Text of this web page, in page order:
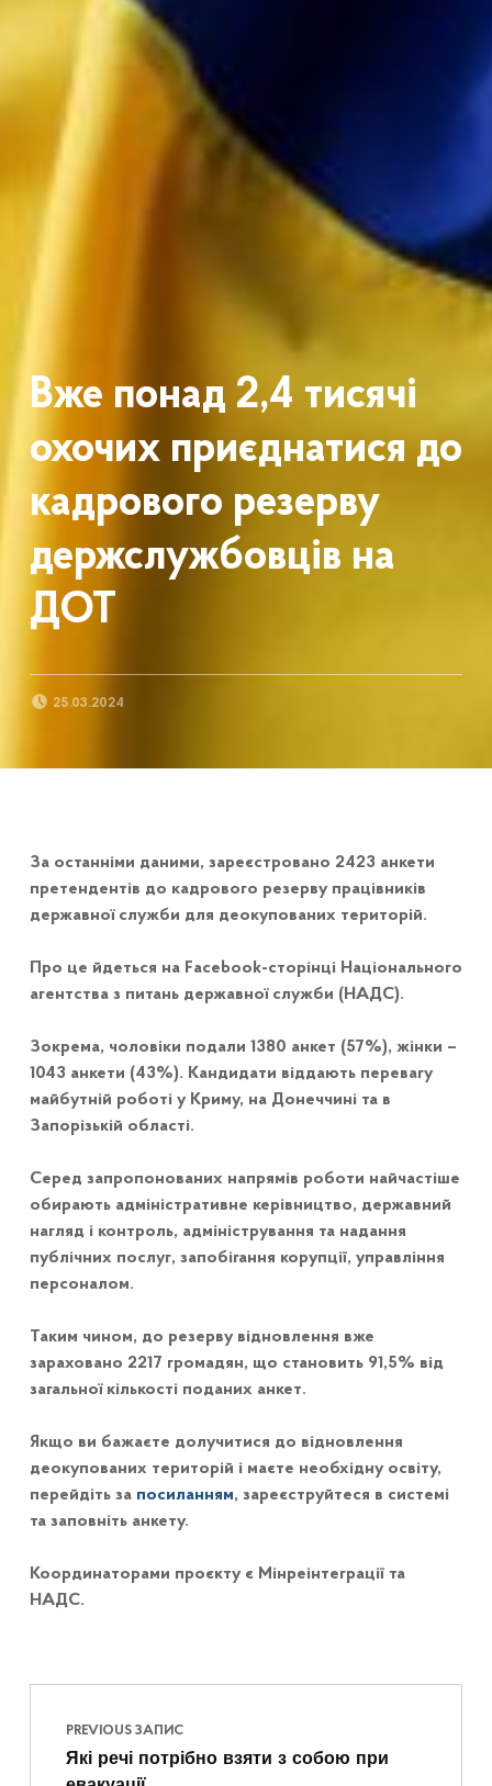
Вже понад 2,4 тисячі
охочих приєднатися до
кадрового резерву
держслужбовців на
ДОТ
25.03.2024
За останніми даними, зареєстровано 2423 анкети
претендентів до кадрового резерву працівників
державної служби для деокупованих територій.
Про це йдеться на Facebook-сторінці Національного
агентства з питань державної служби (НАДС).
Зокрема, чоловіки подали 1380 анкет (57%), жінки –
1043 анкети (43%). Кандидати віддають перевагу
майбутній роботі у Криму, на Донеччині та в
Запорізькій області.
Серед запропонованих напрямів роботи найчастіше
обирають адміністративне керівництво, державний
нагляд і контроль, адміністрування та надання
публічних послуг, запобігання корупції, управління
персоналом.
Таким чином, до резерву відновлення вже
зараховано 2217 громадян, що становить 91,5% від
загальної кількості поданих анкет.
Якщо ви бажаєте долучитися до відновлення
деокупованих територій і маєте необхідну освіту,
перейдіть за посиланням, зареєструйтеся в системі
та заповніть анкету.
Координаторами проєкту є Мінреінтеграції та
НАДС.
Skip back to main navigation
Навігація записів
PREVIOUS ЗАПИС
Які речі потрібно взяти з собою при